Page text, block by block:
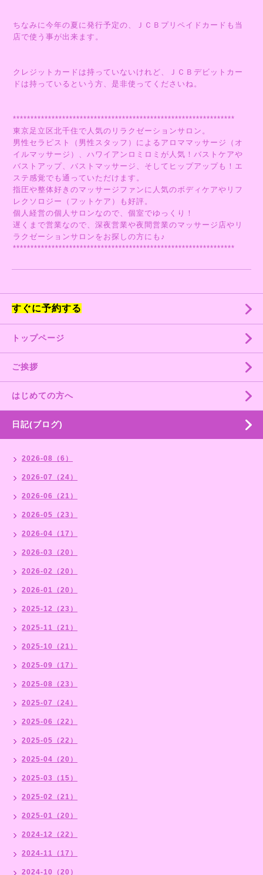
ちなみに今年の夏に発行予定の、ＪＣＢプリペイドカードも当
店で使う事が出来ます。
クレジットカードは持っていないけれど、ＪＣＢデビットカー
ドは持っているという方、是非使ってくださいね。
***************************************************************
東京足立区北千住で人気のリラクゼーションサロン。
男性セラピスト（男性スタッフ）によるアロママッサージ（オ
イルマッサージ）、ハワイアンロミロミが人気！バストケアや
バストアップ、バストマッサージ、そしてヒップアップも！エ
ステ感覚でも通っていただけます。
指圧や整体好きのマッサージファンに人気のボディケアやリフ
レクソロジー（フットケア）も好評。
個人経営の個人サロンなので、個室でゆっくり！
遅くまで営業なので、深夜営業や夜間営業のマッサージ店やリ
ラクゼーションサロンをお探しの方にも♪
***************************************************************
すぐに予約する
トップページ
ご挨拶
はじめての方へ
日記(ブログ)
2026-08（6）
2026-07（24）
2026-06（21）
2026-05（23）
2026-04（17）
2026-03（20）
2026-02（20）
2026-01（20）
2025-12（23）
2025-11（21）
2025-10（21）
2025-09（17）
2025-08（23）
2025-07（24）
2025-06（22）
2025-05（22）
2025-04（20）
2025-03（15）
2025-02（21）
2025-01（20）
2024-12（22）
2024-11（17）
2024-10（20）